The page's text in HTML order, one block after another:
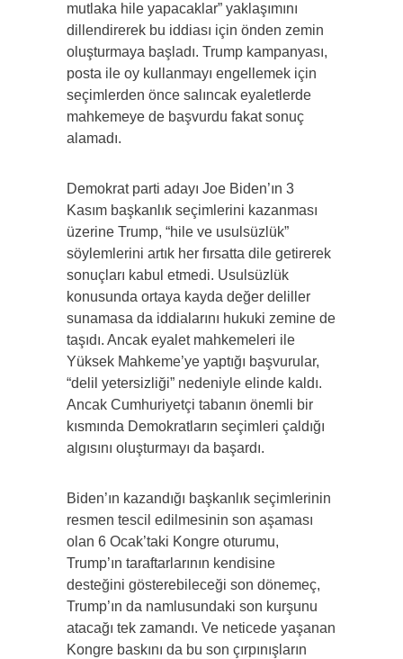
mutlaka hile yapacaklar” yaklaşımını
dillendirerek bu iddiası için önden zemin
oluşturmaya başladı. Trump kampanyası,
posta ile oy kullanmayı engellemek için
seçimlerden önce salıncak eyaletlerde
mahkemeye de başvurdu fakat sonuç
alamadı.
Demokrat parti adayı Joe Biden’ın 3
Kasım başkanlık seçimlerini kazanması
üzerine Trump, “hile ve usulsüzlük”
söylemlerini artık her fırsatta dile getirerek
sonuçları kabul etmedi. Usulsüzlük
konusunda ortaya kayda değer deliller
sunamasa da iddialarını hukuki zemine de
taşıdı. Ancak eyalet mahkemeleri ile
Yüksek Mahkeme’ye yaptığı başvurular,
“delil yetersizliği” nedeniyle elinde kaldı.
Ancak Cumhuriyetçi tabanın önemli bir
kısmında Demokratların seçimleri çaldığı
algısını oluşturmayı da başardı.
Biden’ın kazandığı başkanlık seçimlerinin
resmen tescil edilmesinin son aşaması
olan 6 Ocak’taki Kongre oturumu,
Trump’ın taraftarlarının kendisine
desteğini gösterebileceği son dönemeç,
Trump’ın da namlusundaki son kurşunu
atacağı tek zamandı. Ve neticede yaşanan
Kongre baskını da bu son çırpınışların